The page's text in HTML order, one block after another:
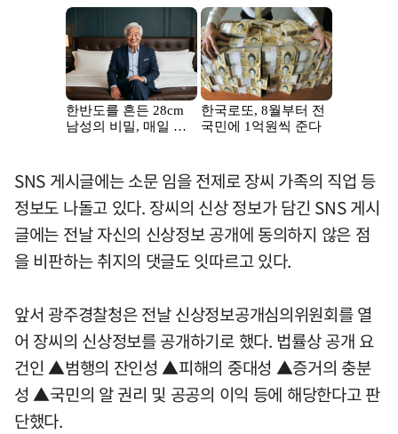
SNS 게시글에는 소문 임을 전제로 장씨 가족의 직업 등
정보도 나돌고 있다. 장씨의 신상 정보가 담긴 SNS 게시
글에는 전날 자신의 신상정보 공개에 동의하지 않은 점
을 비판하는 취지의 댓글도 잇따르고 있다.
앞서 광주경찰청은 전날 신상정보공개심의위원회를 열
어 장씨의 신상정보를 공개하기로 했다. 법률상 공개 요
건인 ▲범행의 잔인성 ▲피해의 중대성 ▲증거의 충분
성 ▲국민의 알 권리 및 공공의 이익 등에 해당한다고 판
단했다.